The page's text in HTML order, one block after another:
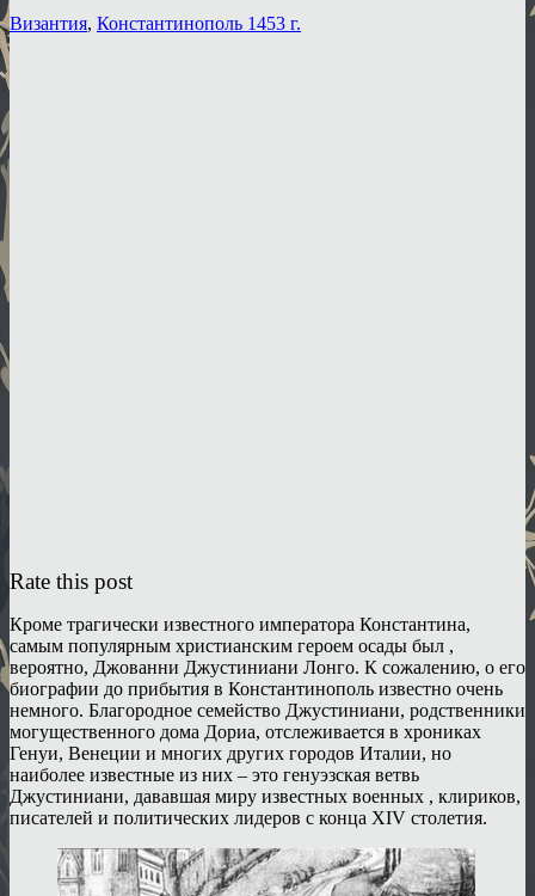
Византия, Константинополь 1453 г.
Rate this post
Кроме трагически известного императора Константина,
самым популярным христианским героем осады был ,
вероятно, Джованни Джустиниани Лонго. К сожалению, о его
биографии до прибытия в Константинополь известно очень
немного. Благородное семейство Джустиниани, родственники
могущественного дома Дориа, отслеживается в хрониках
Генуи, Венеции и многих других городов Италии, но
наиболее известные из них – это генуэзская ветвь
Джустиниани, дававшая миру известных военных , клириков,
писателей и политических лидеров с конца XIV столетия.